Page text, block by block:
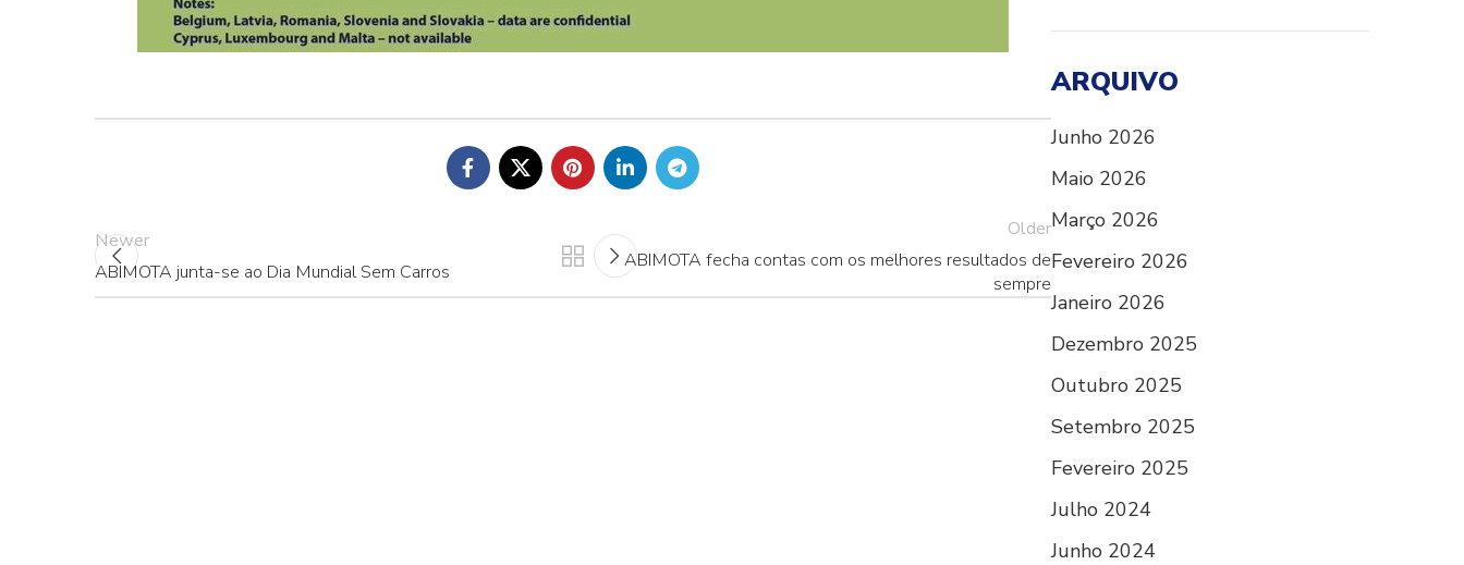
Newer
ABIMOTA junta-se ao Dia Mundial Sem Carros
Older
ABIMOTA fecha contas com os melhores resultados de
sempre
ARQUIVO
Junho 2026
Maio 2026
Março 2026
Fevereiro 2026
Janeiro 2026
Dezembro 2025
Outubro 2025
Setembro 2025
Fevereiro 2025
Julho 2024
Junho 2024